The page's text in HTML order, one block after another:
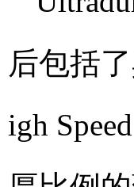
后包括
igh